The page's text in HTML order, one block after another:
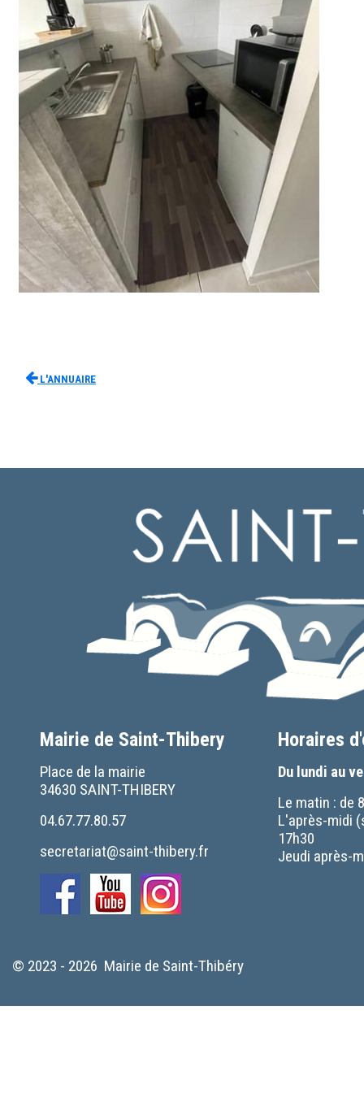
L'Annuaire
Mairie de Saint-Thibery
Place de la mairie
34630 SAINT-THIBERY
04.67.77.80.57
secretariat@saint-thibery.fr
Horaires
Du lundi au
Le matin : de
L'après-midi
17h30
Jeudi après-
© 2023 - 2026 Mairie de Saint-Thibéry